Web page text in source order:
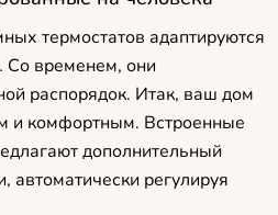
термостатов адаптируются
Со временем, они
распорядок. Итак, ваш дом
и комфортным. Встроенные
дополнительный
автоматически регулируя